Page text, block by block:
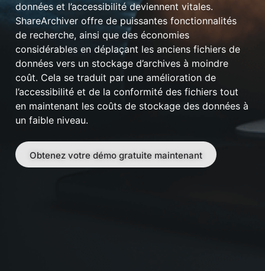
données et l’accessibilité deviennent vitales.
ShareArchiver offre de puissantes fonctionnalités
de recherche, ainsi que des économies
considérables en déplaçant les anciens fichiers de
données vers un stockage d’archives à moindre
coût. Cela se traduit par une amélioration de
l’accessibilité et de la conformité des fichiers tout
en maintenant les coûts de stockage des données à
un faible niveau.
Obtenez votre démo gratuite maintenant